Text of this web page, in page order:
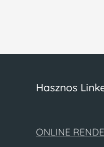
Hasznos
ONLINE